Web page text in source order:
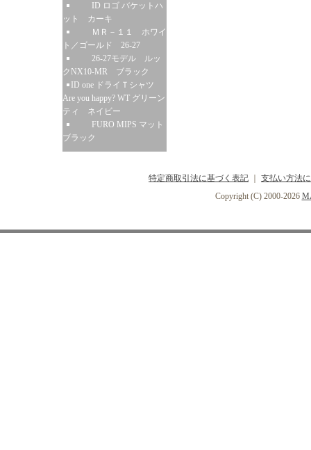
ID ロゴ バケットハ
ット カーキ
ＭＲ－１１ ホワイ
ト／ゴールド 26-27
26-27モデル ルッ
クNX10-MR ブラック
ID one ドライＴシャツ
Are you happy? WT グリーン
ティ ネイビー
FURO MIPS マット
ブラック
特定商取引法に基づく表記
支払い方法
Copyright (C) 2000-2026